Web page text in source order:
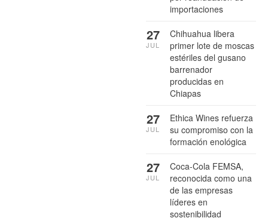
importaciones
Chihuahua libera
primer lote de moscas
estériles del gusano
barrenador
producidas en
Chiapas
27
JUL
Ethica Wines refuerza
su compromiso con la
formación enológica
27
JUL
Coca-Cola FEMSA,
reconocida como una
de las empresas
líderes en
sostenibilidad
27
JUL